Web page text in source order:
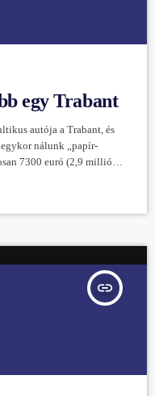
egy Trabant
autója a Trabant, és
nálunk „papír-
7300 euró (2,9 millió
(9,9 millió forint) és annál
insert_link